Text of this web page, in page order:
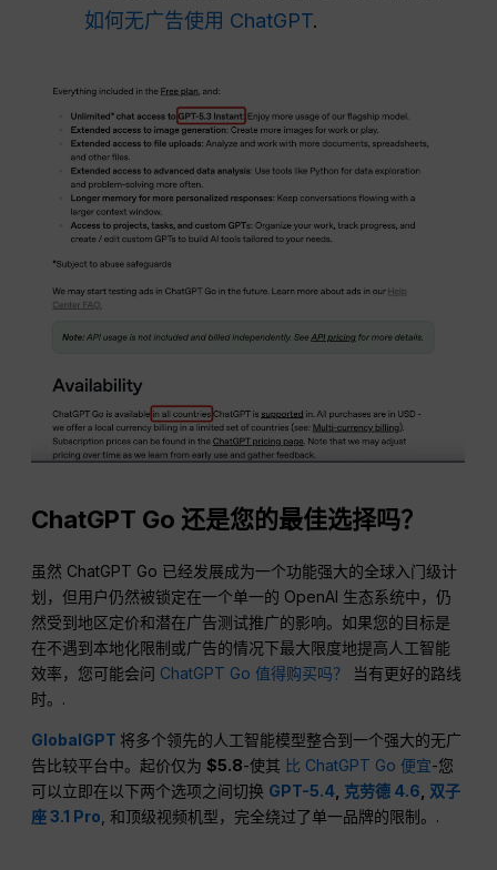
如何无广告使用 ChatGPT.
ChatGPT Go 还是您的最佳选择吗？
虽然 ChatGPT Go 已经发展成为一个功能强大的全球入门级计
划，但用户仍然被锁定在一个单一的 OpenAI 生态系统中，仍
然受到地区定价和潜在广告测试推广的影响。如果您的目标是
在不遇到本地化限制或广告的情况下最大限度地提高人工智能
效率，您可能会问 ChatGPT Go 值得购买吗？
当有更好的路线
时。.
GlobalGPT 将多个领先的人工智能模型整合到一个强大的无广
告比较平台中。起价仅为$5.8-使其 比 ChatGPT Go 便宜-您
可以立即在以下两个选项之间切换 GPT-5.4 克劳德 4.6 双子
座 3.1 Pro , 和顶级视频机型，完全绕过了单一品牌的限制。.